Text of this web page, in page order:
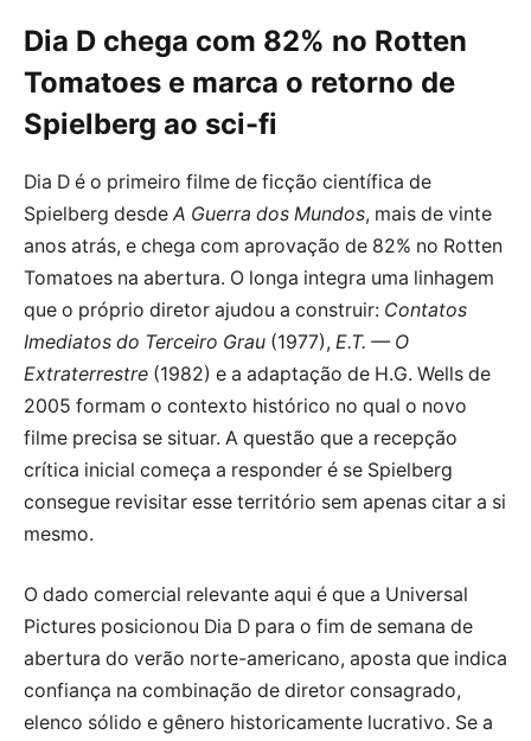
Dia D chega com 82% no Rotten
Tomatoes e marca o retorno de
Spielberg ao sci-fi
Dia D é o primeiro filme de ficção científica de
Spielberg desde A Guerra dos Mundos, mais de vinte
anos atrás, e chega com aprovação de 82% no Rotten
Tomatoes na abertura. O longa integra uma linhagem
que o próprio diretor ajudou a construir: Contatos
Imediatos do Terceiro Grau (1977), E.T. — O
Extraterrestre (1982) e a adaptação de H.G. Wells de
2005 formam o contexto histórico no qual o novo
filme precisa se situar. A questão que a recepção
crítica inicial começa a responder é se Spielberg
consegue revisitar esse território sem apenas citar a si
mesmo.
O dado comercial relevante aqui é que a Universal
Pictures posicionou Dia D para o fim de semana de
abertura do verão norte-americano, aposta que indica
confiança na combinação de diretor consagrado,
elenco sólido e gênero historicamente lucrativo. Se a